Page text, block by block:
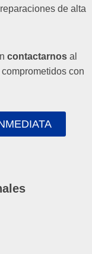
de alta
contactarnos al
comprometidos con